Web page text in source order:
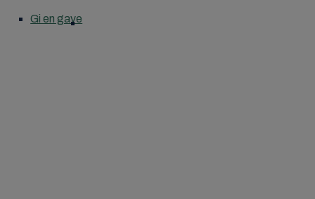
Gi en gave